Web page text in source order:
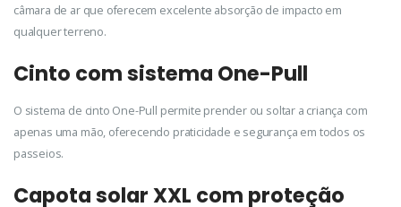
câmara de ar que oferecem excelente absorção de impacto em
qualquer terreno.
Cinto com sistema One-Pull
O sistema de cinto One-Pull permite prender ou soltar a criança com
apenas uma mão, oferecendo praticidade e segurança em todos os
passeios.
Capota solar XXL com proteção